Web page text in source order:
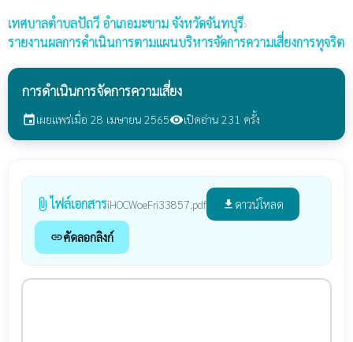
เทศบาลตำบลปัถวี อำเภอมะขาม จังหวัดจันทบุรี›
รายงานผลการดำเนินการตามแผนบริหารจัดการความเสี่ยงการทุจริต
การดำเนินการจัดการความเสี่ยง
eventเผยแพร่เมื่อ 28 เมษายน 2565visibilityเปิดอ่าน 231 ครั้ง
attach_file ไฟล์เอกสารiHOCWoeFri33857.pdf file_download ดาวน์โหลด
linkคัดลอกลิงก์